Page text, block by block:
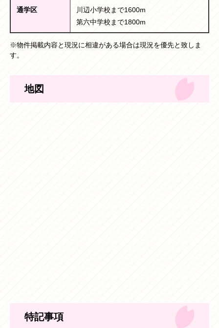
通学区
川辺小学校まで1600m
第六中学校まで1800m
※物件掲載内容と現況に相違がある場合は現況を優先と致しま
す。
地図
特記事項